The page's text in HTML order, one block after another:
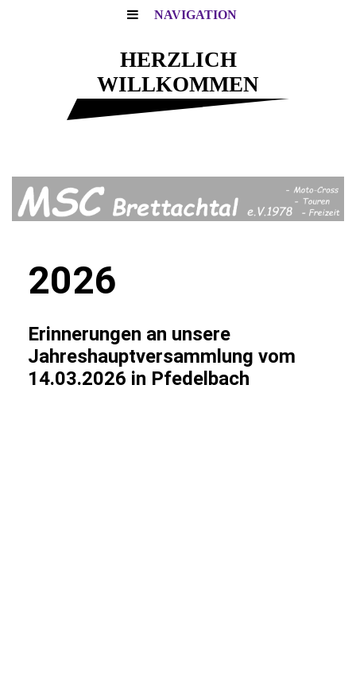
NAVIGATION
HERZLICH
WILLKOMMEN
Motocross - Touren - Freizeit
2026
Erinnerungen an unsere
Jahreshauptversammlung vom
14.03.2026 in Pfedelbach